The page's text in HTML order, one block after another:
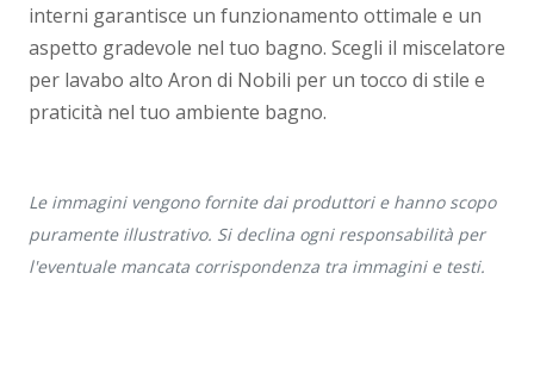
interni garantisce un funzionamento ottimale e un
aspetto gradevole nel tuo bagno. Scegli il miscelatore
per lavabo alto Aron di Nobili per un tocco di stile e
praticità nel tuo ambiente bagno.
Le immagini vengono fornite dai produttori e hanno scopo
puramente illustrativo. Si declina ogni responsabilità per
l'eventuale mancata corrispondenza tra immagini e testi.